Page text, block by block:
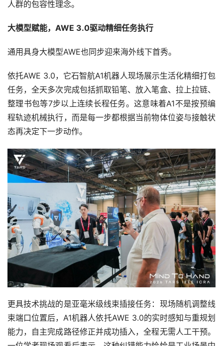
人群的包容性理念。
大模型赋能，AWE 3.0驱动精细任务执行
通用具身大模型AWE也同步迎来海外线下首秀。
依托AWE 3.0，它石智航A1机器人现场展示生活化精细打包
任务，全天多次完成包括抓取铅笔、放入笔盒、拉上拉链、
整理书包等7步以上连续长程任务。这意味着A1不是按预编
程轨迹机械执行，而是每一步都根据当前物体位姿与接触状
态再决定下一步动作。
更具技术挑战的是亚毫米级线束插接任务：现场随机调整线
束端口位置后，A1机器人依托AWE 3.0的实时感知与重规划
能力，自主完成路径修正并成功插入，全程无需人工干预。